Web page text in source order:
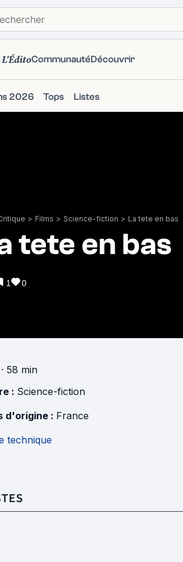
L'ÉditoCommunautéDécouvrir
2026 Tops Listes
> Films > Science-fiction > La tete en bas
tete en bas
1 0
· 58 min
: Science-fiction
d'origine : France
technique